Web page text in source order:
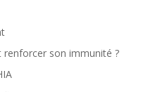
son immunité ?